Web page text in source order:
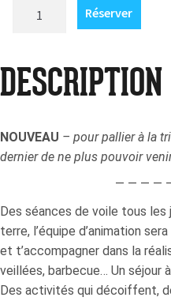
Rob'Ados
2.0
Réserver
DESCRIPTION
NOUVEAU – pour pallier à la
dernier de ne plus pouvoir
— — — —
Des séances de voile tous
terre, l’équipe d’animation
et t’accompagner dans la
veillées, barbecue… Un séjour
Des activités qui décoiffent,